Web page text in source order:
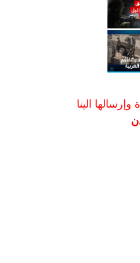
الينا